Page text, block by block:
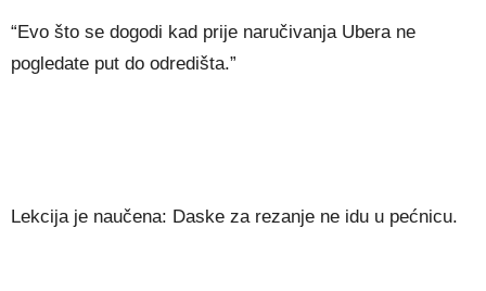
“Evo što se dogodi kad prije naručivanja Ubera ne
pogledate put do odredišta.”
Lekcija je naučena: Daske za rezanje ne idu u pećnicu.